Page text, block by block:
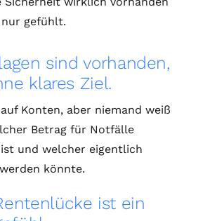
gefühlt.
sind vorhanden,
klares Ziel.
Konten, aber niemand weiß
Betrag für Notfälle
und welcher eigentlich
könnte.
ist ein